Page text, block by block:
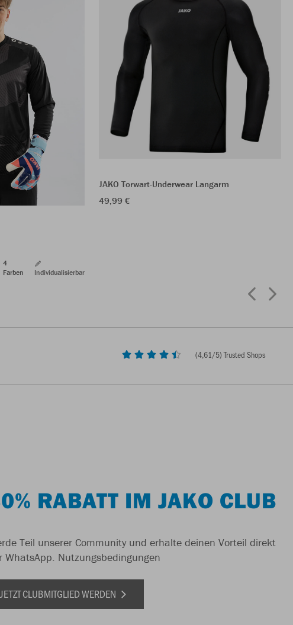
4
Farben
Individualisierbar
JAKO Torwart-Underwear Langarm
49,99 €
(4,61/5) Trusted Shops
RABATT IM JAKO CLUB
Teil unserer Community und erhalte deinen Vorteil direkt
WhatsApp. Nutzungsbedingungen
JETZT CLUBMITGLIED WERDEN